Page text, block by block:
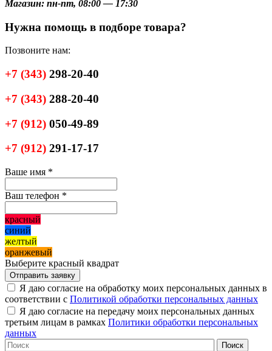
Магазин: пн-пт, 08:00 — 17:30
Нужна помощь в подборе товара?
Позвоните нам:
+7 (343) 298-20-40
+7 (343) 288-20-40
+7 (912) 050-49-89
+7 (912) 291-17-17
Ваше имя *
Ваш телефон *
красный
синий
желтый
оранжевый
Выберите красный квадрат
Я даю согласие на обработку моих персональных данных в
соответствии с Политикой обработки персональных данных
Я даю согласие на передачу моих персональных данных
третьим лицам в рамках Политики обработки персональных
данных